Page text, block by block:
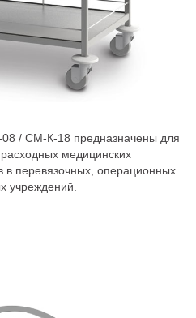
/ СМ-К-18 предназначены для
медицинских
в перевязочных, операционных
учреждений.